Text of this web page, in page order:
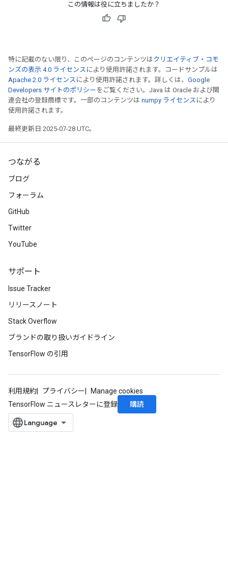
この情報は役に立ちましたか？
特に記載のない限り、このページのコンテンツはクリエイティブ・コモ
ンズの表示 4.0 ライセンス により使用許諾されます。コードサンプルは
Apache 2.0 ライセンス により使用許諾されます。詳しくは、 Google
Developers サイトのポリシー をご覧ください。Java は Oracle および関
連会社の登録商標です。一部のコンテンツは numpy ライセンス により
使用許諾されます。
最終更新日 2025-07-28 UTC。
つながる
ブログ
フォーラム
GitHub
Twitter
YouTube
サポート
Issue Tracker
リリースノート
Stack Overflow
ブランドの取り扱いガイドライン
TensorFlow の引用
利用規約 プライバシー
Manage cookies
TensorFlow ニュースレターに登録
購読